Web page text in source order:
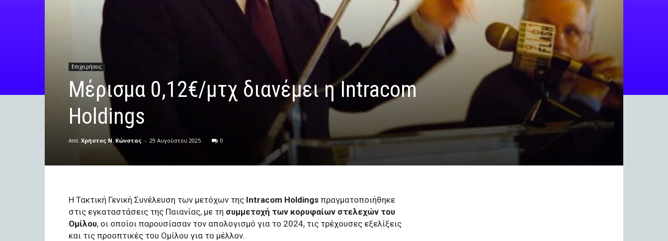
Επιχειρήσεις
Μέρισμα 0,12€/μτχ διανέμει η Intracom
Holdings
Από Χρήστος Ν. Κώνστας - 29 Αυγούστου 2025 0
Η Τακτική Γενική Συνέλευση των μετόχων της Intracom Holdings πραγματοποιήθηκε
στις εγκαταστάσεις της Παιανίας, με τη συμμετοχή των κορυφαίων στελεχών του
Ομίλου, οι οποίοι παρουσίασαν τον απολογισμό για το 2024, τις τρέχουσες εξελίξεις
και τις προοπτικές του Ομίλου για το μέλλον.